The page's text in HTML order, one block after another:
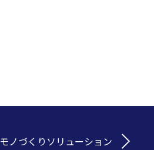
モノづくりソリューション